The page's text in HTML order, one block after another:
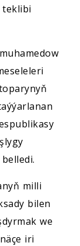
teklibi
milli
bilen
we
iri